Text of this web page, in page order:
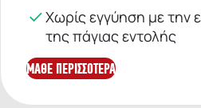
Χωρίς εγγύηση με την
της πάγιας εντολής
ΜΑΘΕ ΠΕΡΙΣΣΟΤΕΡΑ